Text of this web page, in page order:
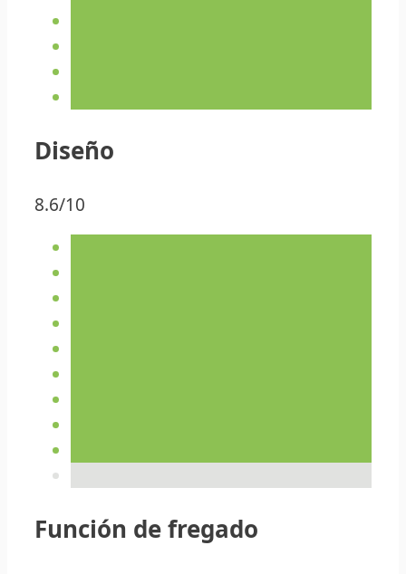
Diseño
8.6/10
Función de fregado